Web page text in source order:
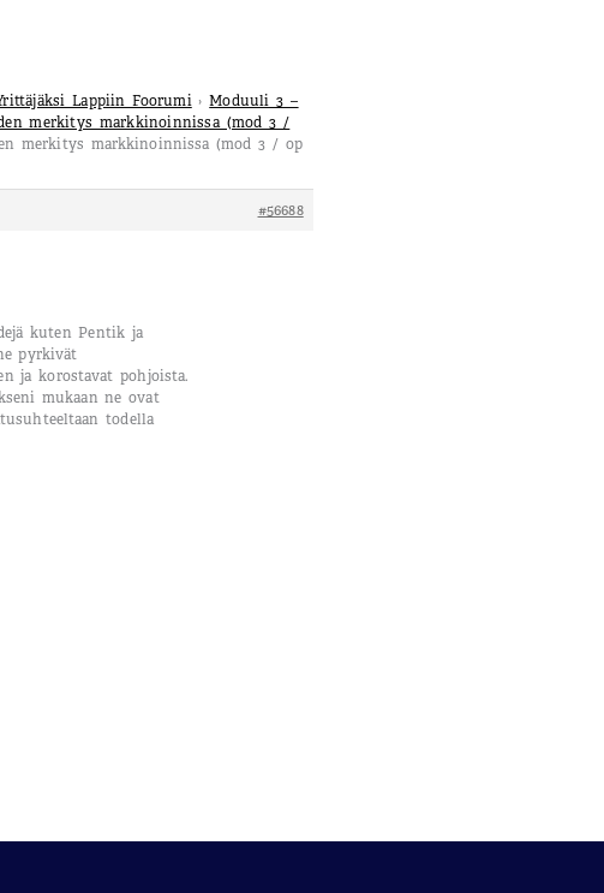
Lappiin Foorumi › Moduuli 3 –
merkitys markkinoinnissa (mod 3 /
merkitys markkinoinnissa (mod 3 / op
#56688
kuten Pentik ja
pyrkivät
ja korostavat pohjoista.
mukaan ne ovat
todella